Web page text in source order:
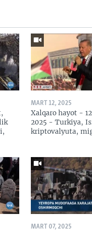
MART 12, 2025
Xalqaro hayot -
2025 - Turkiya,
kriptovalyuta,
MART 07, 2025